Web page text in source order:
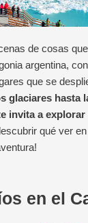
de cosas
argentina,
que se
glaciares hasta
invita a
qué ver
en el